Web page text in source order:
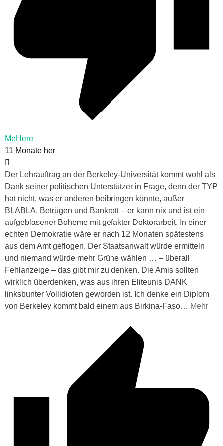
MeHere
11 Monate her
Der Lehrauftrag an der Berkeley-Universität kommt wohl als
Dank seiner politischen Unterstützer in Frage, denn der TYP
hat nicht, was er anderen beibringen könnte, außer
BLABLA, Betrügen und Bankrott – er kann nix und ist ein
aufgeblasener Boheme mit gefakter Doktorarbeit. In einer
echten Demokratie wäre er nach 12 Monaten spätestens
aus dem Amt geflogen. Der Staatsanwalt würde ermitteln
und niemand würde mehr Grüne wählen … – überall
Fehlanzeige – das gibt mir zu denken. Die Amis sollten
wirklich überdenken, was aus ihren Eliteunis DANK
linksbunter Vollidioten geworden ist. Ich denke ein Diplom
von Berkeley kommt bald einem aus Birkina-Faso… Mehr